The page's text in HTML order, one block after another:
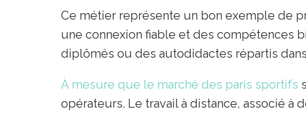
Ce métier représente un bon exemple de
une connexion fiable et des compétences
diplômés ou des autodidactes répartis
À mesure que le marché des paris sportifs
opérateurs. Le travail à distance, associé